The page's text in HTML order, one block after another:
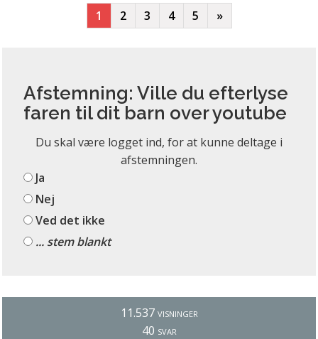
1 2 3 4 5 »
Afstemning: Ville du efterlyse
faren til dit barn over youtube
Du skal være logget ind, for at kunne deltage i
afstemningen.
Ja
Nej
Ved det ikke
... stem blankt
11.537 visninger
40 svar